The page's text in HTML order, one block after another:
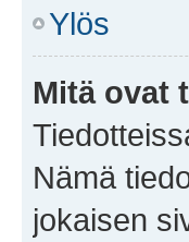
Ylös
Mitä ovat
Nämä
jokaisen